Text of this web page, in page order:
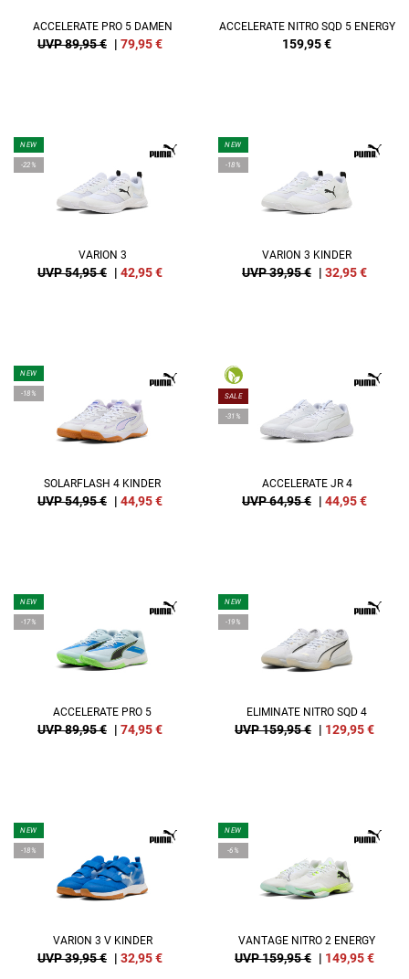
ACCELERATE PRO 5 DAMEN
UVP 89,95 € | 79,95€
ACCELERATE NITRO SQD 5 ENERGY
159,95€
NEW
-22%
VARION 3
UVP 54,95 € | 42,95€
NEW
-18%
VARION 3 KINDER
UVP 39,95 € | 32,95€
NEW
-18%
SOLARFLASH 4 KINDER
UVP 54,95 € | 44,95€
SALE
-31%
ACCELERATE JR 4
UVP 64,95 € | 44,95€
NEW
-17%
ACCELERATE PRO 5
UVP 89,95 € | 74,95€
NEW
-19%
ELIMINATE NITRO SQD 4
UVP 159,95 € | 129,95€
NEW
-18%
VARION 3 V KINDER
UVP 39,95 € | 32,95€
NEW
-6%
VANTAGE NITRO 2 ENERGY
UVP 159,95 € | 149,95€